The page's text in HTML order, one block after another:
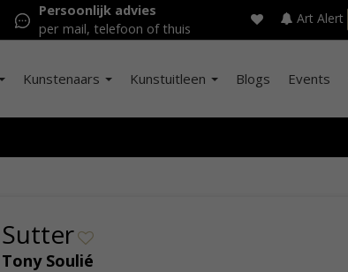
Persoonlijk advies
per mail, telefoon of thuis
Art Alert
Kunstenaars Kunstuitleen Blogs Events
Sutter
Tony Soulié